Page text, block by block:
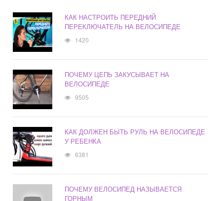
КАК НАСТРОИТЬ ПЕРЕДНИЙ
ПЕРЕКЛЮЧАТЕЛЬ НА ВЕЛОСИПЕДЕ
1420
ПОЧЕМУ ЦЕПЬ ЗАКУСЫВАЕТ НА
ВЕЛОСИПЕДЕ
9505
КАК ДОЛЖЕН БЫТЬ РУЛЬ НА ВЕЛОСИПЕДЕ
У РЕБЕНКА
6381
ПОЧЕМУ ВЕЛОСИПЕД НАЗЫВАЕТСЯ
ГОРНЫМ